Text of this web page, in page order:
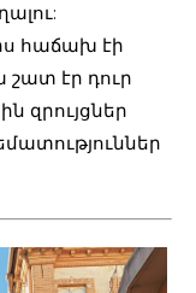
հաճախ էի
շատ էր դուր
զրույցներ